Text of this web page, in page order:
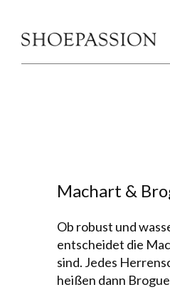
Machart &
Ob robust und
entscheidet die
sind. Jedes
heißen dann